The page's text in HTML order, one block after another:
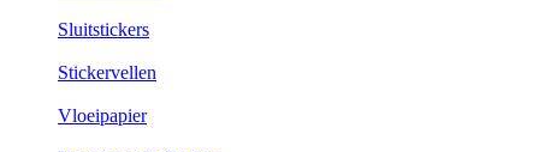
Sluitstickers
Stickervellen
Vloeipapier